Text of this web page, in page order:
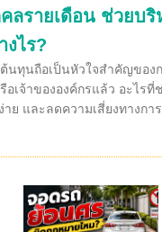
ลรายเดือน ช่วยบ
งไร?
นทุนถือเป็นหัวใจสำคัญของ
เจ้าขององค์กรแล้ว อะไร
ย และลดความเสี่ยงทางกา